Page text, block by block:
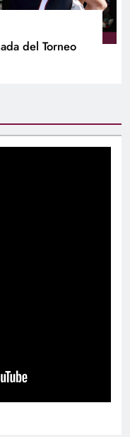
del Torneo